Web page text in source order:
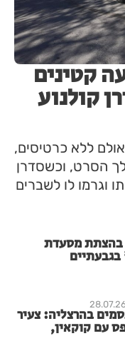
קטינים
קולנוע
ללא כרטיסים,
הסרט, וכשסדרן
וגרמו לו לשברים
בהצתת מסעדת
בהרצליה: צעיר
מרחובות נתפס עם קוקאין,